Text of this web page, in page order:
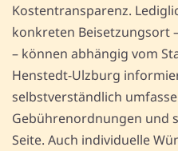
Kostentransparenz.
konkreten Beisetzungsort
– können abhängig vom
Henstedt-Ulzburg
selbstverständlich
Gebührenordnungen und
Seite. Auch individuelle